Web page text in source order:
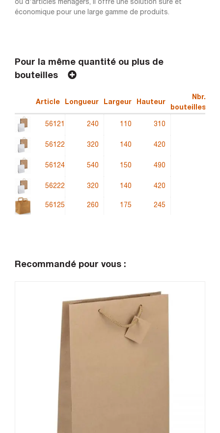
ou d'articles ménagers, il offre une solution sûre et
économique pour une large gamme de produits.
Pour la même quantité ou plus de
bouteilles
Article Longueur Largeur Hauteur
Nbr.
bouteilles
56121 240 110 310
56122 320 140 420
56124 540 150 490
56222 320 140 420
56125 260 175 245
Recommandé pour vous :